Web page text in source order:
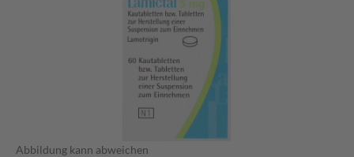
Abbildung kann abweichen